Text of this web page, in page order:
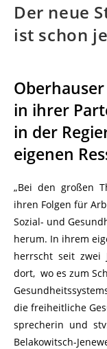
Der neue
ist schon
in ihrer
in der
eigenen
„Bei den großen
ihren Folgen für
Sozial- und
herum. In ihrem
herrscht seit zwei
dort, wo es zum
die freiheitliche
sprecherin und
Belakowitsch-